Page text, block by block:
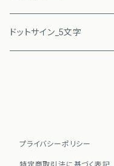
ドットサイン_5文字
プライバシーポリシー